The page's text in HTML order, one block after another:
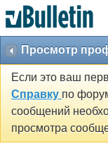
Просмотр
Если это ваш
Справку по
сообщений
просмотра